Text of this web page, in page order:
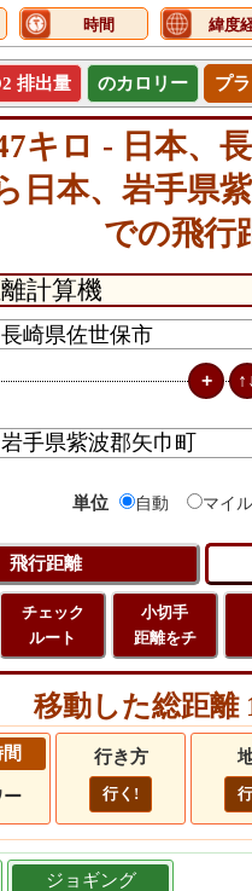
時間 緯度
排出量 のカロリー プ
キロ - 日本、
日本、岩手県
での飛行
単位 自動 マイル
チェック
ルート
小切手
距離をチ
移動した総距離
ー
行き方
行く!
ジョギング